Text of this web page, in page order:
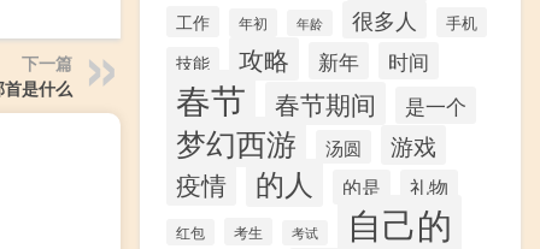
下一篇
是什么
工作 年初 年龄 很多人 手机
技能 攻略 新年 时间
春节 春节期间 是一个
梦幻西游 汤圆 游戏
疫情 的人 的是 礼物
红包 考生 考试 自己的